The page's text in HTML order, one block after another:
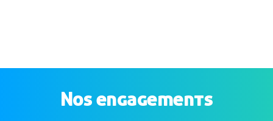
Nos engagements